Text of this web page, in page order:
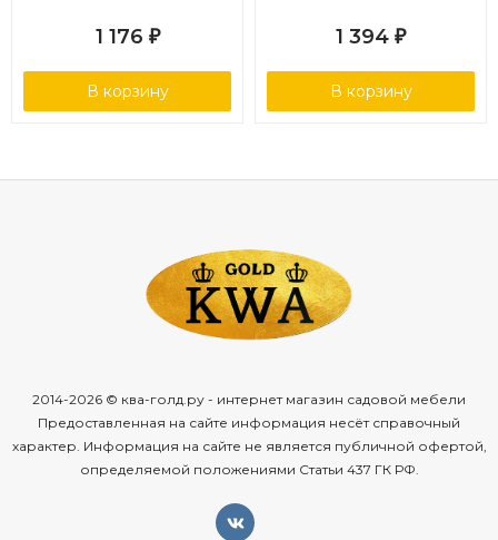
1 176 ₽
В корзину
1 394 ₽
В корзину
2014-2026 © ква-голд.ру - интернет магазин садовой мебели
Предоставленная на сайте информация несёт справочный
характер. Информация на сайте не является публичной офертой,
определяемой положениями Статьи 437 ГК РФ.